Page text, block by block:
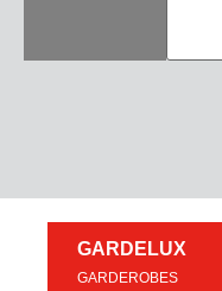
GARDELUX
GARDEROBES